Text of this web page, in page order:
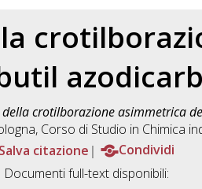
crotilborazione asimmetrica
Corso di Studio in Chimica
Salva citazione
Condividi
Documenti full-text disponibili: